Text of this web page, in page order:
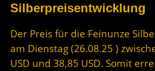
Silberpreisentwicklung
Der Preis für die Feinunze
am Dienstag (26.08.25 )
USD und 38,85 USD. Somit